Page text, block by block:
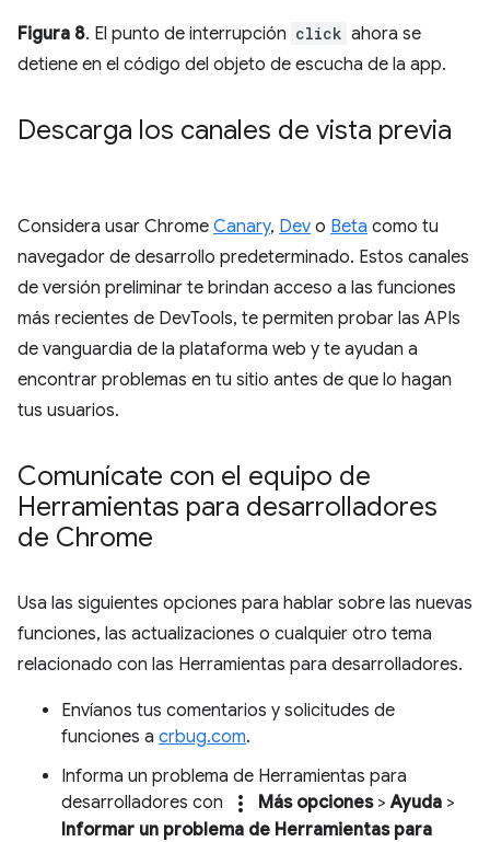
Figura 8. El punto de interrupción click ahora se
detiene en el código del objeto de escucha de la app.
Descarga los canales de vista previa
Considera usar Chrome Canary, Dev o Beta como tu
navegador de desarrollo predeterminado. Estos canales
de versión preliminar te brindan acceso a las funciones
más recientes de DevTools, te permiten probar las APIs
de vanguardia de la plataforma web y te ayudan a
encontrar problemas en tu sitio antes de que lo hagan
tus usuarios.
Comunícate con el equipo de
Herramientas para desarrolladores
de Chrome
Usa las siguientes opciones para hablar sobre las nuevas
funciones, las actualizaciones o cualquier otro tema
relacionado con las Herramientas para desarrolladores.
Envíanos tus comentarios y solicitudes de
funciones a crbug.com.
Informa un problema de Herramientas para
desarrolladores con
more_vert Más opciones>Ayuda >
Informar un problema de Herramientas para